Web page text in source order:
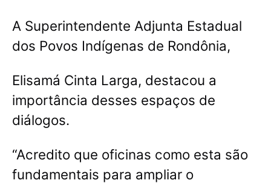
A Superintendente Adjunta Estadual
dos Povos Indígenas de Rondônia,
Elisamá Cinta Larga, destacou a
importância desses espaços de
diálogos.
“Acredito que oficinas como esta são
fundamentais para ampliar o